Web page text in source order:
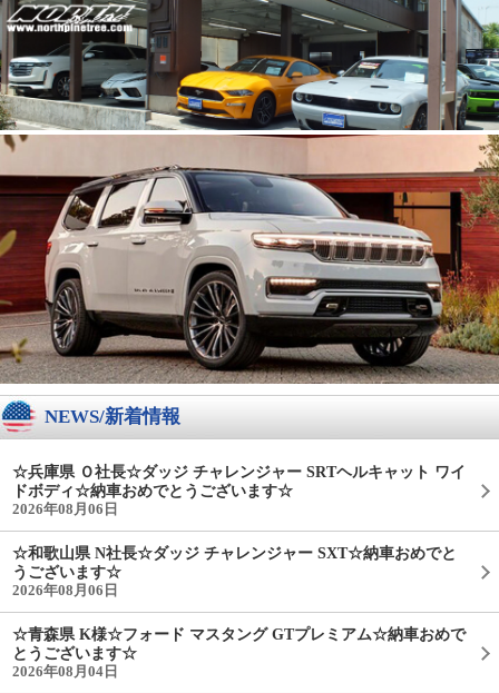
NEWS/新着情報
☆兵庫県 Ｏ社長☆ダッジ チャレンジャー SRTヘルキャット ワイ
ドボディ☆納車おめでとうございます☆
2026年08月06日
☆和歌山県 N社長☆ダッジ チャレンジャー SXT☆納車おめでと
うございます☆
2026年08月06日
☆青森県 K様☆フォード マスタング GTプレミアム☆納車おめで
とうございます☆
2026年08月04日